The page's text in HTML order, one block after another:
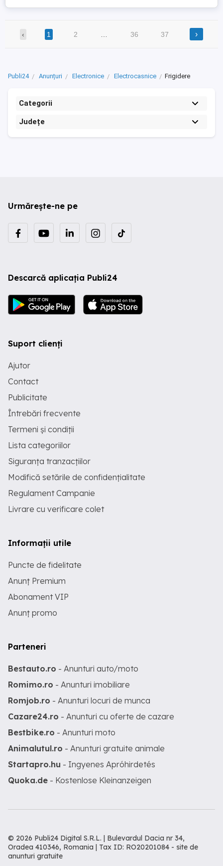
‹ 1 2 36 37 ›
Publi24 Anunțuri Electronice Electrocasnice Frigidere
Categorii
Județe
Urmărește-ne pe
Descarcă aplicația Publi24
Suport clienți
Ajutor
Contact
Publicitate
Întrebări frecvente
Termeni și condiții
Lista categoriilor
Siguranța tranzacțiilor
Modifică setările de confidențialitate
Regulament Campanie
Livrare cu verificare colet
Informații utile
Puncte de fidelitate
Anunț Premium
Abonament VIP
Anunț promo
Parteneri
Bestauto.ro - Anunturi auto/moto
Romimo.ro - Anunturi imobiliare
Romjob.ro - Anunturi locuri de munca
Cazare24.ro - Anunturi cu oferte de cazare
Bestbike.ro - Anunturi moto
Animalutul.ro - Anunturi gratuite animale
Startapro.hu - Ingyenes Apróhirdetés
Quoka.de - Kostenlose Kleinanzeigen
© 2026 Publi24 Digital S.R.L. | Bulevardul Dacia nr 34,
Oradea 410346, Romania | Tax ID: RO20201084 - site de
anunturi gratuite